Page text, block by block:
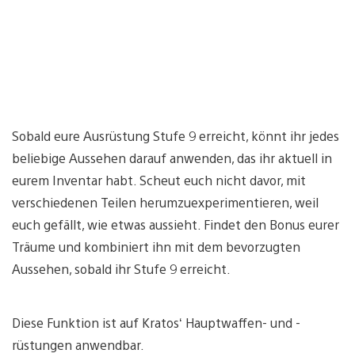
Sobald eure Ausrüstung Stufe 9 erreicht, könnt ihr jedes
beliebige Aussehen darauf anwenden, das ihr aktuell in
eurem Inventar habt. Scheut euch nicht davor, mit
verschiedenen Teilen herumzuexperimentieren, weil
euch gefällt, wie etwas aussieht. Findet den Bonus eurer
Träume und kombiniert ihn mit dem bevorzugten
Aussehen, sobald ihr Stufe 9 erreicht.
Diese Funktion ist auf Kratos‘ Hauptwaffen- und -
rüstungen anwendbar.